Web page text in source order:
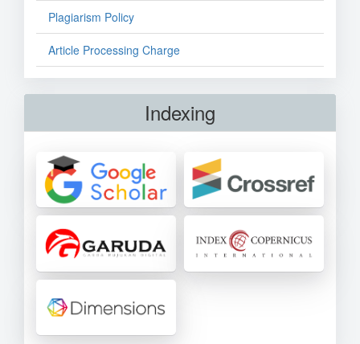
Plagiarism Policy
Article Processing Charge
Indexing